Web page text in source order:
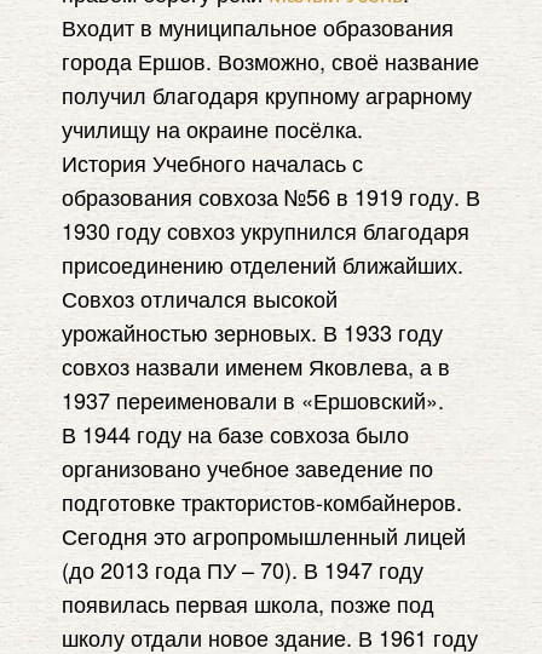
Входит в муниципальное образования
города Ершов. Возможно, своё название
получил благодаря крупному аграрному
училищу на окраине посёлка.
История Учебного началась с
образования совхоза №56 в 1919 году. В
1930 году совхоз укрупнился благодаря
присоединению отделений ближайших.
Совхоз отличался высокой
урожайностью зерновых. В 1933 году
совхоз назвали именем Яковлева, а в
1937 переименовали в «Ершовский».
В 1944 году на базе совхоза было
организовано учебное заведение по
подготовке трактористов-комбайнеров.
Сегодня это агропромышленный лицей
(до 2013 года ПУ – 70). В 1947 году
появилась первая школа, позже под
школу отдали новое здание. В 1961 году